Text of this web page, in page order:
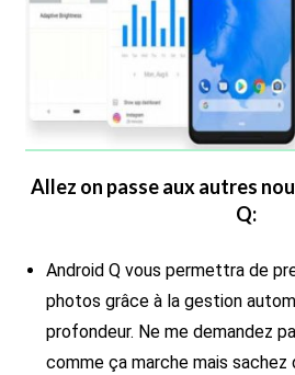
Allez on passe aux autres
Q:
Android Q vous permettra de
photos grâce à la gestion
profondeur. Ne me demandez
comme ça marche mais